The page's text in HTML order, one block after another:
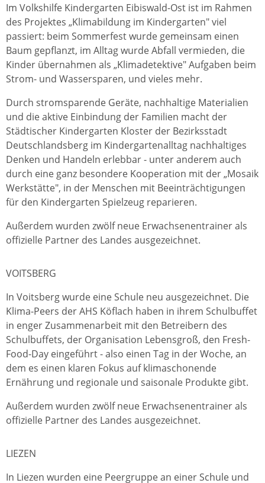
Im Volkshilfe Kindergarten Eibiswald-Ost ist im Rahmen
des Projektes „Klimabildung im Kindergarten" viel
passiert: beim Sommerfest wurde gemeinsam einen
Baum gepflanzt, im Alltag wurde Abfall vermieden, die
Kinder übernahmen als „Klimadetektive" Aufgaben beim
Strom- und Wassersparen, und vieles mehr.
Durch stromsparende Geräte, nachhaltige Materialien
und die aktive Einbindung der Familien macht der
Städtischer Kindergarten Kloster der Bezirksstadt
Deutschlandsberg im Kindergartenalltag nachhaltiges
Denken und Handeln erlebbar - unter anderem auch
durch eine ganz besondere Kooperation mit der „Mosaik
Werkstätte", in der Menschen mit Beeinträchtigungen
für den Kindergarten Spielzeug reparieren.
Außerdem wurden zwölf neue Erwachsenentrainer als
offizielle Partner des Landes ausgezeichnet.
VOITSBERG
In Voitsberg wurde eine Schule neu ausgezeichnet. Die
Klima-Peers der AHS Köflach haben in ihrem Schulbuffet
in enger Zusammenarbeit mit den Betreibern des
Schulbuffets, der Organisation Lebensgroß, den Fresh-
Food-Day eingeführt - also einen Tag in der Woche, an
dem es einen klaren Fokus auf klimaschonende
Ernährung und regionale und saisonale Produkte gibt.
Außerdem wurden zwölf neue Erwachsenentrainer als
offizielle Partner des Landes ausgezeichnet.
LIEZEN
In Liezen wurden eine Peergruppe an einer Schule und